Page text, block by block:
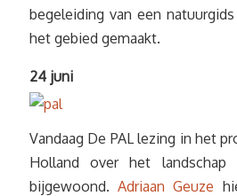
begeleiding van een
het gebied gemaakt.
24 juni
Vandaag De PAL lezing in het
Holland over het landschap
bijgewoond.Adriaan Geuze